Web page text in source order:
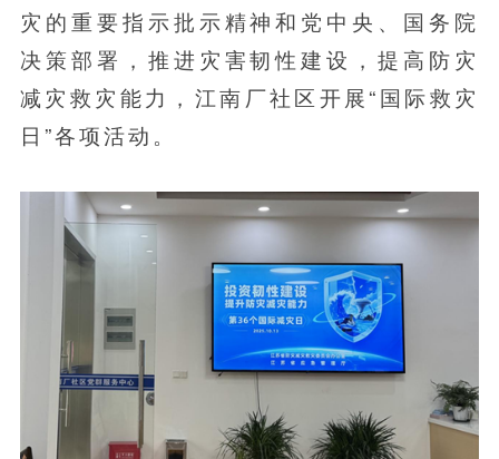
灾的重要指示批示精神和党中央、国务院
决策部署，推进灾害韧性建设，提高防灾
减灾救灾能力，江南厂社区开展“国际救灾
日”各项活动。